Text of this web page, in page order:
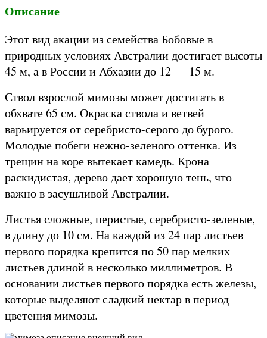
Описание
Этот вид акации из семейства Бобовые в
природных условиях Австралии достигает высоты
45 м, а в России и Абхазии до 12 — 15 м.
Ствол взрослой мимозы может достигать в
обхвате 65 см. Окраска ствола и ветвей
варьируется от серебристо-серого до бурого.
Молодые побеги нежно-зеленого оттенка. Из
трещин на коре вытекает камедь. Крона
раскидистая, дерево дает хорошую тень, что
важно в засушливой Австралии.
Листья сложные, перистые, серебристо-зеленые,
в длину до 10 см. На каждой из 24 пар листьев
первого порядка крепится по 50 пар мелких
листьев длиной в несколько миллиметров. В
основании листьев первого порядка есть железы,
которые выделяют сладкий нектар в период
цветения мимозы.